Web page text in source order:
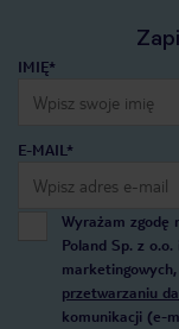
IMIĘ*
E-MAIL*
Wyrażam zgodę
Poland Sp. z
przetwarzaniu
komunikacji (e-